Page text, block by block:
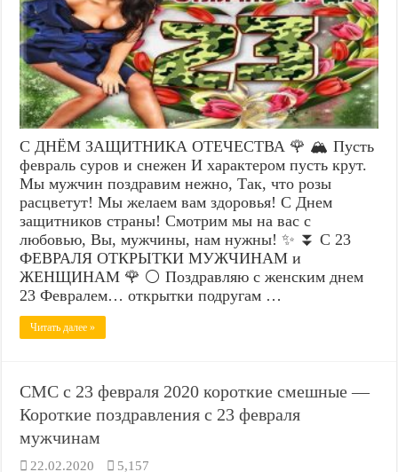
С ДНЁМ ЗАЩИТНИКА ОТЕЧЕСТВА 🌹 🏔️ Пусть
февраль суров и снежен И характером пусть крут.
Мы мужчин поздравим нежно, Так, что розы
расцветут! Мы желаем вам здоровья! С Днем
защитников страны! Смотрим мы на вас с
любовью, Вы, мужчины, нам нужны! ✨ ⏬ С 23
ФЕВРАЛЯ ОТКРЫТКИ МУЖЧИНАМ и
ЖЕНЩИНАМ 🌹 ⚪ Поздравляю с женским днем
23 Февралем… открытки подругам …
Читать далее »
СМС с 23 февраля 2020 короткие смешные —
Короткие поздравления с 23 февраля
мужчинам
22.02.2020 5,157